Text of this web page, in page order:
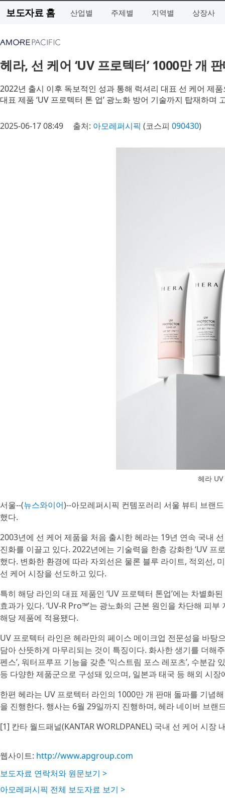
보도자료 홈 산업별 주제별 지역별 상장사
헤라, 선 케어 ‘UV 프로텍터’ 1000만 개
2022년 출시 이후 독보적인 성과 통해 럭셔리 대표 선 케어 제
대표 제품 ‘UV 프로텍터 톤 업’ 광노화 방어 기술까지 탑재하며
2025-06-17 08:49 출처: 아모레퍼시픽 (코스피 090430)
헤라
서울--(뉴스와이어)--아모레퍼시픽 컨템포러리 서울 뷰티 브랜
했다.
2003년에 선 케어 제품을 처음 출시한 헤라는 19년 연속 국내
진화를 이끌고 있다. 2022년에는 기술력을 한층 강화한 ‘UV
했다. 변화한 환경에 따라 자외선은 물론 블루 라이트, 적외선,
선 케어 시장을 선도하고 있다.
특히 해당 라인의 대표 제품인 ‘UV 프로텍터 톤업’에는 차별화
효과가 있다. ‘UV-R Pro™’는 광노화의 근본 원인을 차단해 피
해당 제품에 적용됐다.
UV 프로텍터 라인은 헤라만의 페이스 메이크업 전문성을 바
담아 산뜻하게 마무리되는 것이 특징이다. 화사한 생기를 더해
펜스’, 워터프루프 기능을 갖춘 ‘익스트림 포스 레포츠’, 수분감
등 다양한 제품군으로 구성돼 있으며, 일본과 태국 등 해외 시
한편 헤라는 UV 프로텍터 라인의 1000만 개 판매 돌파를 기념
을 진행한다. 행사는 6월 29일까지 진행하며, 헤라 네이버 브
[1] 칸타 월드패널(KANTAR WORLDPANEL) 국내 선 케어 시장
웹사이트: http://www.apgroup.com
보도자료 연락처와 원문보기 >
아모레퍼시픽 전체 보도자료 보기 >